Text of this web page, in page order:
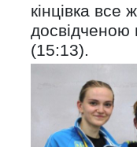
кінцівка
(15:13).